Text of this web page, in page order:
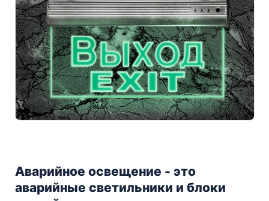
Аварийное освещение - это
аварийные светильники и блоки